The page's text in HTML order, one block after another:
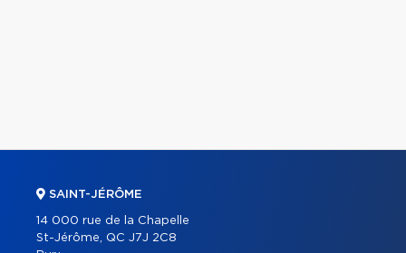
SAINT-JÉRÔME
14 000 rue de la Chapelle
St-Jérôme, QC J7J 2C8